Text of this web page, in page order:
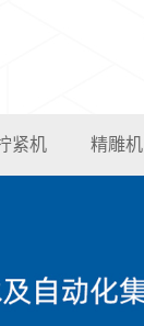
紧机 精雕机